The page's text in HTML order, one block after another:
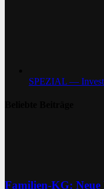
SPEZIAL —
Familien-KG: